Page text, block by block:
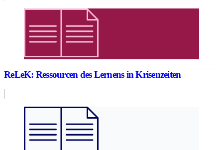
ReLeK: Ressourcen des Lernens in Krisenzeiten